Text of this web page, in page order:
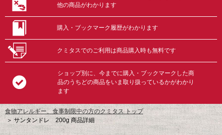
他の商品がわかります
購入・ブックマーク履歴がわかります
クミタスでのご利用は商品購入時も無料です
ショップ別に、今までに購入・ブックマークした商
品のうちどの商品をいま取り扱っているかがわかり
ます
食物アレルギー、食事制限中の方のクミタス トップ
＞サンタンドレ 200g 商品詳細